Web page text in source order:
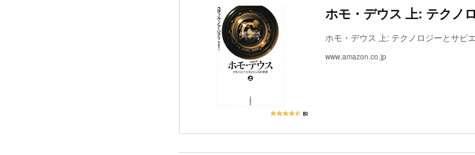
ホモ・デウス 上: テクノ
ホモ・デウス 上: テクノロジーとサピ
www.amazon.co.jp